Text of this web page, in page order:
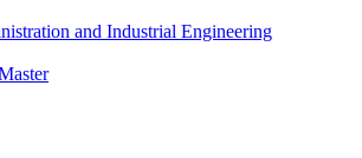
and Industrial Engineering